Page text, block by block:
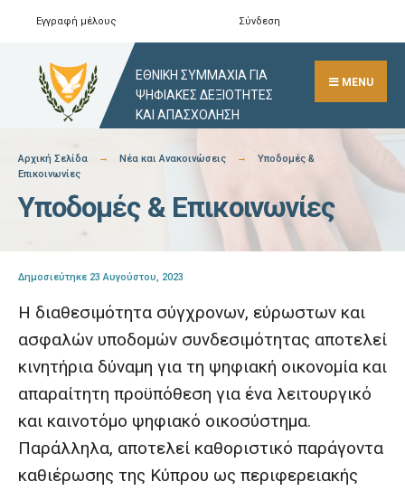
Skip
content
Εγγραφή μέλους Σύνδεση
ΕΘΝΙΚΗ ΣΥΜΜΑΧΙΑ ΓΙΑ
ΨΗΦΙΑΚΕΣ ΔΕΞΙΟΤΗΤΕΣ
ΚΑΙ ΑΠΑΣΧΟΛΗΣΗ
MENU
Αρχική Σελίδα Νέα και Ανακοινώσεις
Υποδομές &
Επικοινωνίες
Υποδομές & Επικοινωνίες
Δημοσιεύτηκε 23 Αυγούστου, 2023
Η διαθεσιμότητα σύγχρονων, εύρωστων και
ασφαλών υποδομών συνδεσιμότητας αποτελεί
κινητήρια δύναμη για τη ψηφιακή οικονομία και
απαραίτητη προϋπόθεση για ένα λειτουργικό
και καινοτόμο ψηφιακό οικοσύστημα.
Παράλληλα, αποτελεί καθοριστικό παράγοντα
καθιέρωσης της Κύπρου ως περιφερειακής
Search
Window
Αναζήτηση